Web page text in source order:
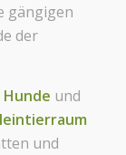
gängigen
der
Hunde und
und